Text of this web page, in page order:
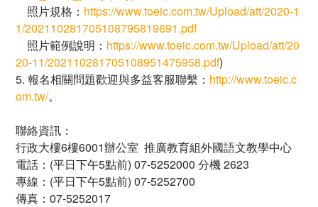
照片規格： https://www.toeic.com.tw/Upload/att/2020-1
1/202110281705108795819691.pdf
照片範例說明： https://www.toeic.com.tw/Upload/att/20
20-11/202110281705108951475958.pdf)
5. 報名相關問題歡迎與多益客服聯繫： http://www.toeic.c
om.tw/。
聯絡資訊：
行政大樓6樓6001辦公室 推廣教育組外國語文教學中心
電話：(平日下午5點前) 07-5252000 分機 2623
專線：(平日下午5點前) 07-5252700
傳真：07-5252017